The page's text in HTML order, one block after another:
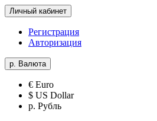
Личный кабинет
Регистрация
Авторизация
р. Валюта
€ Euro
$ US Dollar
р. Рубль